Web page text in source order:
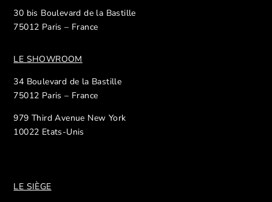
30 bis Boulevard de la Bastille
75012 Paris – France
LE SHOWROOM
34 Boulevard de la Bastille
75012 Paris – France
979 Third Avenue New York
10022 Etats-Unis
LE SIÈGE